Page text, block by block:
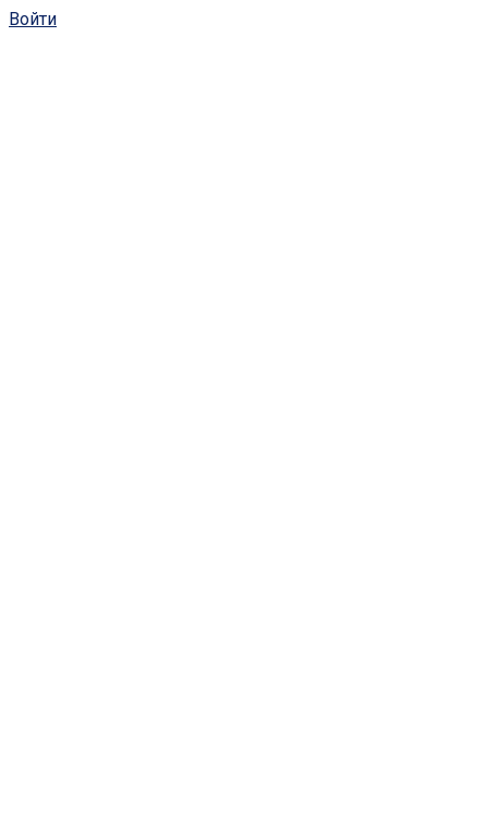
Войти